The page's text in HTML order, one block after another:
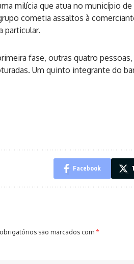
milícia que atua no município de
cometia assaltos à
particular.
fase, outras quatro
Um quinto integrante do
Facebook
são marcados com*